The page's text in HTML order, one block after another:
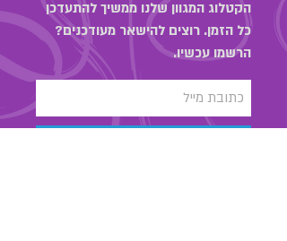
הקטלוג המגוון שלנו ממשיך להתעדכן
כל הזמן. רוצים להישאר מעודכנים?
הרשמו עכשיו.